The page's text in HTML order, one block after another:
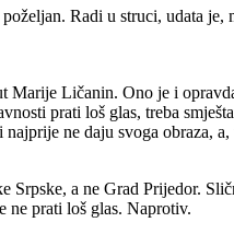
Radi u struci, udata je,
Ličanin. Ono je i
prati loš glas, treba
ne daju svoga obraza,
a ne Grad Prijedor.
ne prati loš glas. Naprotiv.